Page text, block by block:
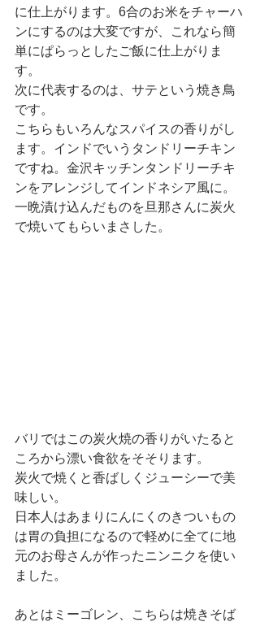
に仕上がります。6合のお米をチャーハ
ンにするのは大変ですが、これなら簡
単にぱらっとしたご飯に仕上がりま
す。
次に代表するのは、サテという焼き鳥
です。
こちらもいろんなスパイスの香りがし
ます。インドでいうタンドリーチキン
ですね。金沢キッチンタンドリーチキ
ンをアレンジしてインドネシア風に。
一晩漬け込んだものを旦那さんに炭火
で焼いてもらいまさした。
バリではこの炭火焼の香りがいたると
ころから漂い食欲をそそります。
炭火で焼くと香ばしくジューシーで美
味しい。
日本人はあまりにんにくのきついもの
は胃の負担になるので軽めに全てに地
元のお母さんが作ったニンニクを使い
ました。
あとはミーゴレン、こちらは焼きそば